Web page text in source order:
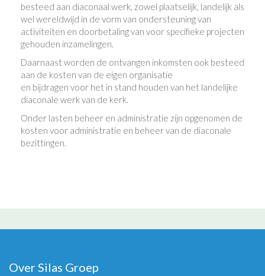
besteed aan diaconaal werk, zowel plaatselijk, landelijk als
wel wereldwijd in de vorm van ondersteuning van
activiteiten en doorbetaling van voor specifieke projecten
gehouden inzamelingen.
Daarnaast worden de ontvangen inkomsten ook besteed
aan de kosten van de eigen organisatie
en bijdragen voor het in stand houden van het landelijke
diaconale werk van de kerk.
Onder lasten beheer en administratie zijn opgenomen de
kosten voor administratie en beheer van de diaconale
bezittingen.
Over Silas Groep